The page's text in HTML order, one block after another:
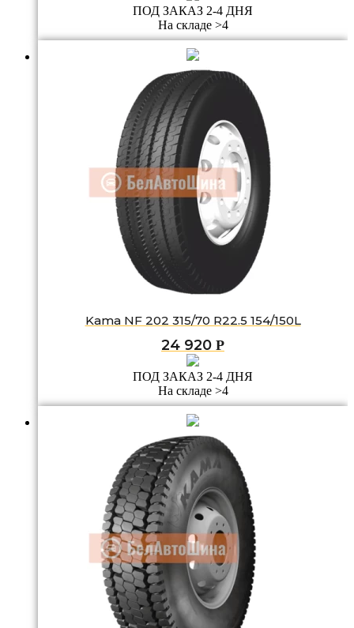
ПОД ЗАКАЗ 2-4 ДНЯ
На складе >4
Kama NF 202 315/70 R22.5 154/150L
24 920 Р
ПОД ЗАКАЗ 2-4 ДНЯ
На складе >4